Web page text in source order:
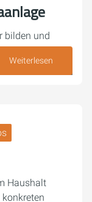
bilden und
hindeutet.
Weiterlesen
Haushalt